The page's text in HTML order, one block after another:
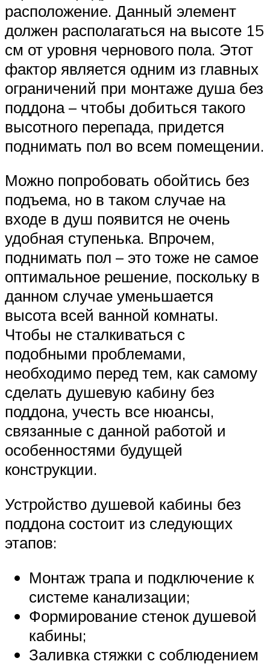
расположение. Данный элемент
должен располагаться на высоте 15
см от уровня чернового пола. Этот
фактор является одним из главных
ограничений при монтаже душа без
поддона – чтобы добиться такого
высотного перепада, придется
поднимать пол во всем помещении.
Можно попробовать обойтись без
подъема, но в таком случае на
входе в душ появится не очень
удобная ступенька. Впрочем,
поднимать пол – это тоже не самое
оптимальное решение, поскольку в
данном случае уменьшается
высота всей ванной комнаты.
Чтобы не сталкиваться с
подобными проблемами,
необходимо перед тем, как самому
сделать душевую кабину без
поддона, учесть все нюансы,
связанные с данной работой и
особенностями будущей
конструкции.
Устройство душевой кабины без
поддона состоит из следующих
этапов:
Монтаж трапа и подключение к
системе канализации;
Формирование стенок душевой
кабины;
Заливка стяжки с соблюдением